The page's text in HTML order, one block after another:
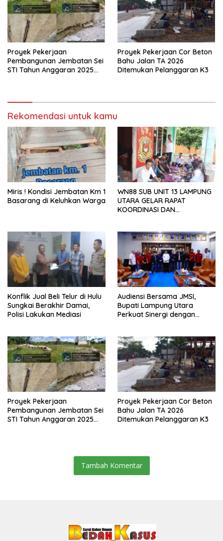
Proyek Pekerjaan
Pembangunan Jembatan Sei
STI Tahun Anggaran 2025
Proyek Pekerjaan Cor Beton
Bahu Jalan TA 2026
Ditemukan Pelanggaran K3
Rekomendasi untuk kamu
Miris ! Kondisi Jembatan Km 1
Basarang di Keluhkan Warga
WN88 SUB UNIT 13 LAMPUNG
UTARA GELAR RAPAT
KOORDINASI DAN
Konflik Jual Beli Telur di Hulu
Sungkai Berakhir Damai,
Polisi Lakukan Mediasi
Audiensi Bersama JMSI,
Bupati Lampung Utara
Perkuat Sinergi dengan
Proyek Pekerjaan
Pembangunan Jembatan Sei
STI Tahun Anggaran 2025
Proyek Pekerjaan Cor Beton
Bahu Jalan TA 2026
Ditemukan Pelanggaran K3
Tambah Komentar